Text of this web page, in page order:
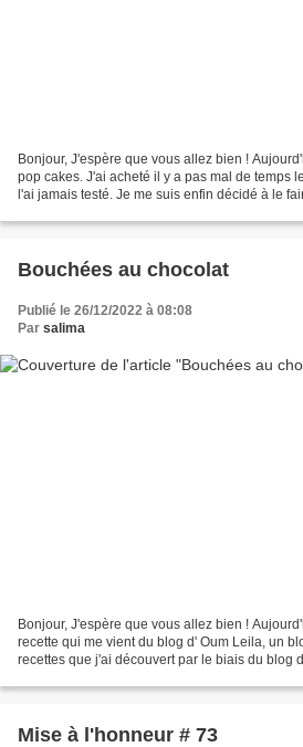
Bonjour, J'espère que vous allez bien !
pop cakes. J'ai acheté il y a pas mal de temps
l'ai jamais testé. Je me suis enfin décidé à le
Bouchées au chocolat
Publié le 26/12/2022 à 08:08
Par salima
Bonjour, J'espère que vous allez bien !
recette qui me vient du blog d' Oum Leila, un
recettes que j'ai découvert par le biais du blog
Mise à l'honneur # 73